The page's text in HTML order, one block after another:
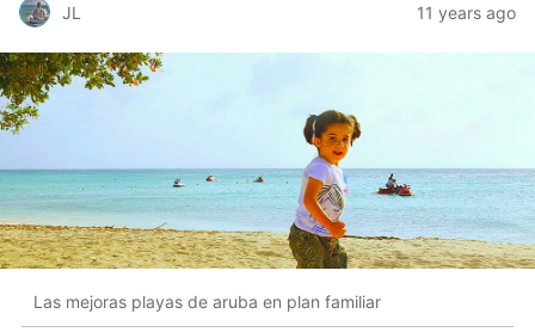
JL 11 years ago
Las mejoras playas de aruba en plan familiar